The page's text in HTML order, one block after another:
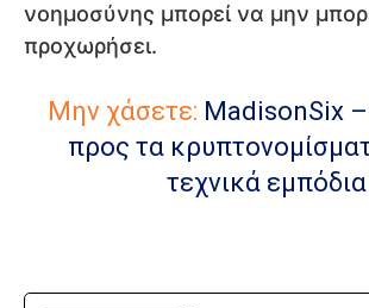
νοημοσύνης μπορεί να μην
προχωρήσει.
Μην χάσετε: MadisonSix
προς τα
τεχνικά εμπόδια